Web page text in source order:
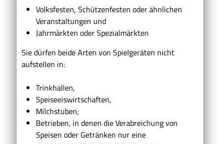
Volksfesten, Schützenfesten oder ähnlichen
Veranstaltungen und
Jahrmärkten oder Spezialmärkten
Sie dürfen beide Arten von Spielgeräten nicht
aufstellen in:
Trinkhallen,
Speiseeiswirtschaften,
Milchstuben,
Betrieben, in denen die Verabreichung von
Speisen oder Getränken nur eine